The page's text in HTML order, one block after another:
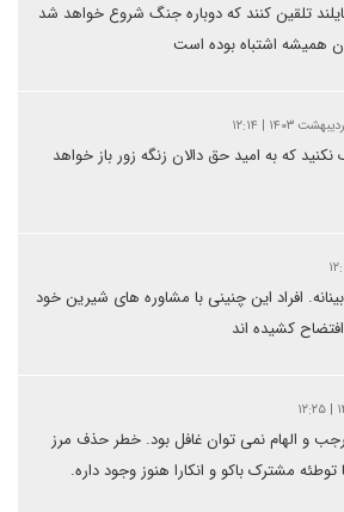
تلقین کنند که دوباره جنگ شروع خواهد شد
همیشه اشتباه بوده است
که به امید حق دالان زنگه زور باز خواهد
افراد این چنینی با مشاوره های شیرین خود
کشیده اند
و الهام نمی توان غافل بود. خطر حذف مرز
مشترک باکو و انکارا هنوز وجود داره.